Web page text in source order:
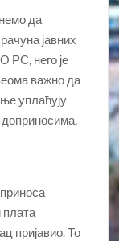
да
јавних
РС, него је
важно да
уплаћују
плата
пријавио. То